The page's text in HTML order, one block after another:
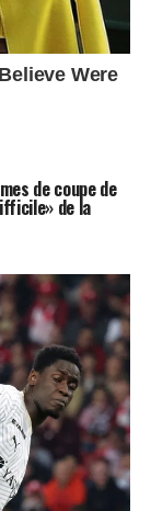
de coupe de
de la